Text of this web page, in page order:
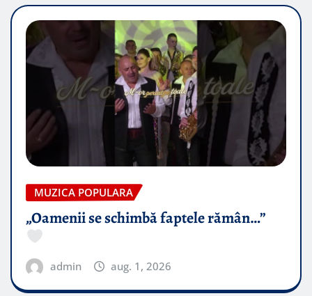
MUZICA POPULARA
„Oamenii se schimbă faptele rămân…”
admin aug. 1, 2026